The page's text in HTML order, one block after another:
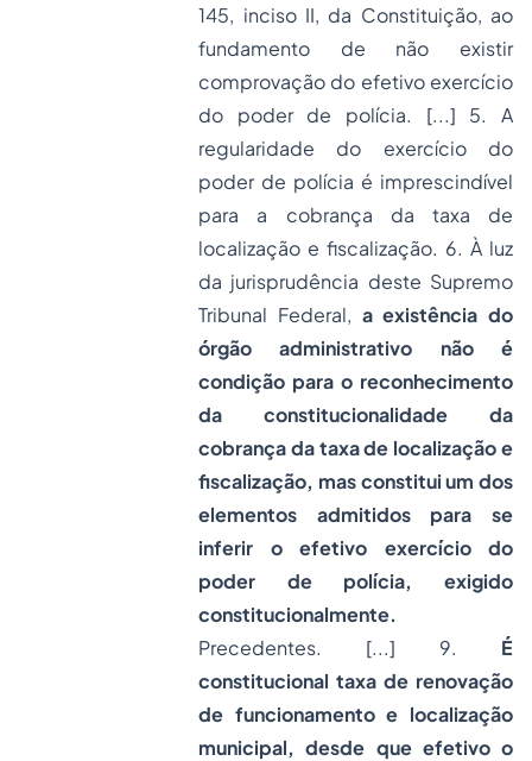
145, inciso II, da Constituição, ao
fundamento de não existir
comprovação do efetivo exercício
do poder de polícia. [...] 5. A
regularidade do exercício do
poder de polícia é imprescindível
para a cobrança da taxa de
localização e fiscalização. 6. À luz
da jurisprudência deste Supremo
Tribunal Federal, a existência do
órgão administrativo não é
condição para o reconhecimento
da constitucionalidade da
cobrança da taxa de localização e
fiscalização, mas constitui um dos
elementos admitidos para se
inferir o efetivo exercício do
poder de polícia, exigido
constitucionalmente.
Precedentes. [...] 9. É
constitucional taxa de renovação
de funcionamento e localização
municipal, desde que efetivo o